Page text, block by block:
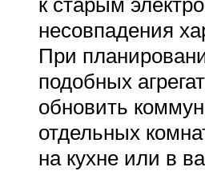
несовпадения
При
подобных
обновить
отдельных
на кухне или в